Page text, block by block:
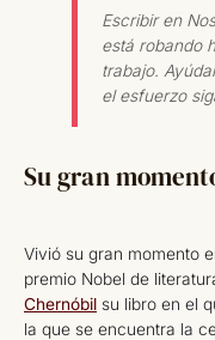
Escribir en
está robando
trabajo.
el esfuerzo
Su gran
Vivió su gran momento
premio Nobel de
Chernóbil su libro en el
la que se encuentra la